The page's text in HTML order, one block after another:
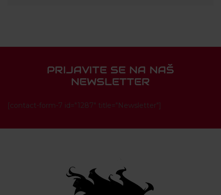
PRIJAVITE SE NA NAŠ
NEWSLETTER
[contact-form-7 id="1287" title="Newsletter"]